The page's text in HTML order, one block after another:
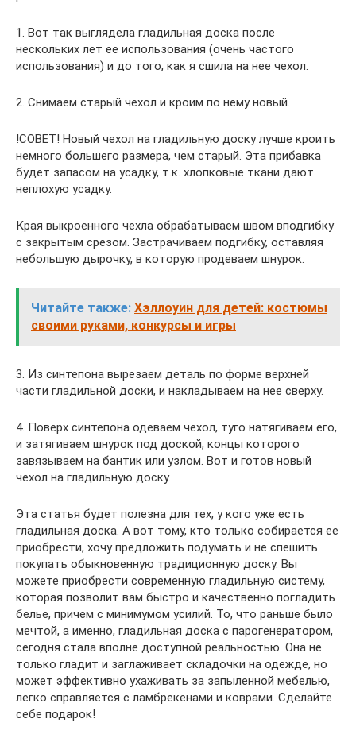
1. Вот так выглядела гладильная доска после
нескольких лет ее использования (очень частого
использования) и до того, как я сшила на нее чехол.
2. Снимаем старый чехол и кроим по нему новый.
!СОВЕТ! Новый чехол на гладильную доску лучше кроить
немного большего размера, чем старый. Эта прибавка
будет запасом на усадку, т.к. хлопковые ткани дают
неплохую усадку.
Края выкроенного чехла обрабатываем швом вподгибку
с закрытым срезом. Застрачиваем подгибку, оставляя
небольшую дырочку, в которую продеваем шнурок.
Читайте также: Хэллоуин для детей: костюмы
своими руками, конкурсы и игры
3. Из синтепона вырезаем деталь по форме верхней
части гладильной доски, и накладываем на нее сверху.
4. Поверх синтепона одеваем чехол, туго натягиваем его,
и затягиваем шнурок под доской, концы которого
завязываем на бантик или узлом. Вот и готов новый
чехол на гладильную доску.
Эта статья будет полезна для тех, у кого уже есть
гладильная доска. А вот тому, кто только собирается ее
приобрести, хочу предложить подумать и не спешить
покупать обыкновенную традиционную доску. Вы
можете приобрести современную гладильную систему,
которая позволит вам быстро и качественно погладить
белье, причем с минимумом усилий. То, что раньше было
мечтой, а именно, гладильная доска с парогенератором,
сегодня стала вполне доступной реальностью. Она не
только гладит и заглаживает складочки на одежде, но
может эффективно ухаживать за запыленной мебелью,
легко справляется с ламбрекенами и коврами. Сделайте
себе подарок!